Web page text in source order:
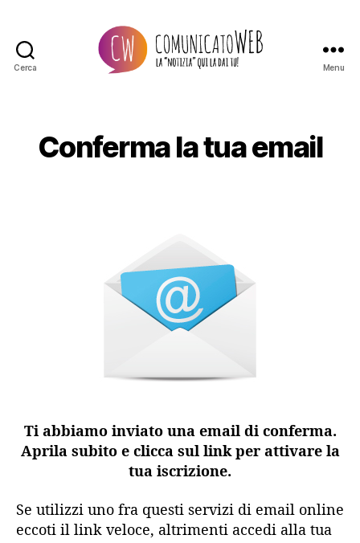
Cerca Menu
Conferma la tua email
Ti abbiamo inviato una email di conferma.
Aprila subito e clicca sul link per attivare la
tua iscrizione.
Se utilizzi uno fra questi servizi di email online
eccoti il link veloce, altrimenti accedi alla tua